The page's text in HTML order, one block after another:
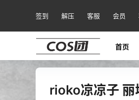
签到 解压 客服 会员
首页
rioko凉凉子